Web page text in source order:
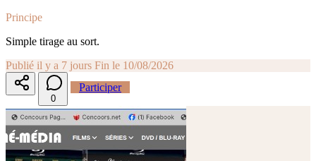
Principe
Simple tirage au sort.
Publié il y a 7 jours Fin le 10/08/2026
0
Participer